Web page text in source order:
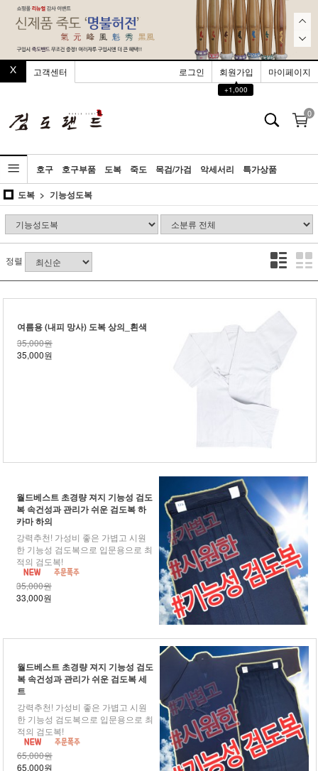
고객센터 로그인 회원가입
▲
+1,000
마이페이지
0
호구 호구부품 도복 죽도 목검/가검 악세서리
특가상품
도복
기능성도복
정렬
여름용 (내피 망사) 도복 상의_흰색
35,000원
35,000원
월드베스트 초경량 져지 기능성 검도
복 속건성과 관리가 쉬운 검도복 하
카마 하의
강력추천! 가성비 좋은 가볍고 시원
한 기능성 검도복으로 입문용으로 최
적의 검도복!
35,000원
33,000원
월드베스트 초경량 져지 기능성 검도
복 속건성과 관리가 쉬운 검도복 세
트
강력추천! 가성비 좋은 가볍고 시원
한 기능성 검도복으로 입문용으로 최
적의 검도복!
65,000원
65,000원